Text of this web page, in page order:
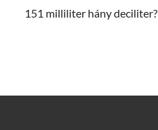
151 milliliter hány deciliter?